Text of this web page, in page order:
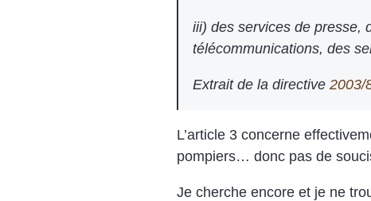
iii) des services de presse,
télécommunications, des
Extrait de la directive 2003/
L’article 3 concerne
pompiers… donc pas de
Je cherche encore et je ne